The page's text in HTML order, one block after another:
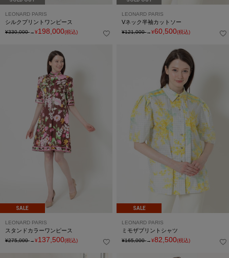
LEONARD PARIS
シルクプリントワンピース
¥330,000→¥198,000(税込)
LEONARD PARIS
Vネック半袖カットソー
¥121,000→¥60,500(税込)
SALE
LEONARD PARIS
スタンドカラーワンピース
¥275,000→¥137,500(税込)
SALE
LEONARD PARIS
ミモザプリントシャツ
¥165,000→¥82,500(税込)